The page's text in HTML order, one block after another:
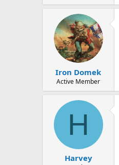
Iron Domek
Active Member
H
Harvey